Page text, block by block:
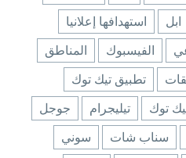
ابل استهدافها إعلانيا
الفيسبوك المناطق
تطبيق تيك توك
توك تيليجرام جوجل
سناب شات سوني